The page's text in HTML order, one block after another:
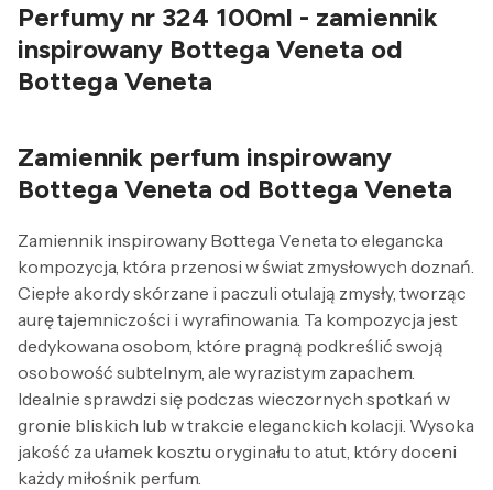
Perfumy nr 324 100ml - zamiennik
inspirowany Bottega Veneta od
Bottega Veneta
Zamiennik perfum inspirowany
Bottega Veneta od Bottega Veneta
Zamiennik inspirowany Bottega Veneta to elegancka
kompozycja, która przenosi w świat zmysłowych doznań.
Ciepłe akordy skórzane i paczuli otulają zmysły, tworząc
aurę tajemniczości i wyrafinowania. Ta kompozycja jest
dedykowana osobom, które pragną podkreślić swoją
osobowość subtelnym, ale wyrazistym zapachem.
Idealnie sprawdzi się podczas wieczornych spotkań w
gronie bliskich lub w trakcie eleganckich kolacji. Wysoka
jakość za ułamek kosztu oryginału to atut, który doceni
każdy miłośnik perfum.